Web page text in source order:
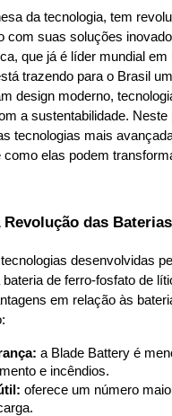
da tecnologia, tem
com suas soluções
que já é líder mundial em
trazendo para o Brasil
design moderno,
a sustentabilidade. Neste
tecnologias mais
elas podem
das Baterias
desenvolvidas
de ferro-fosfato de
em relação às
a Blade Battery é
e incêndios.
oferece um número